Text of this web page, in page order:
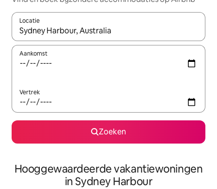
Locatie
Wanneer er resultaten beschikbaar zijn, maak je een keuze
Aankomst
Vertrek
Zoeken
Hooggewaardeerde vakantiewoningen
in Sydney Harbour